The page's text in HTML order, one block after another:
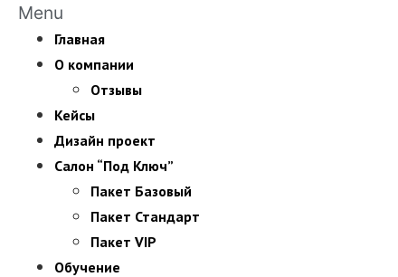
Menu
Главная
О компании
Отзывы
Кейсы
Дизайн проект
Салон “Под Ключ”
Пакет Базовый
Пакет Стандарт
Пакет VIP
Обучение